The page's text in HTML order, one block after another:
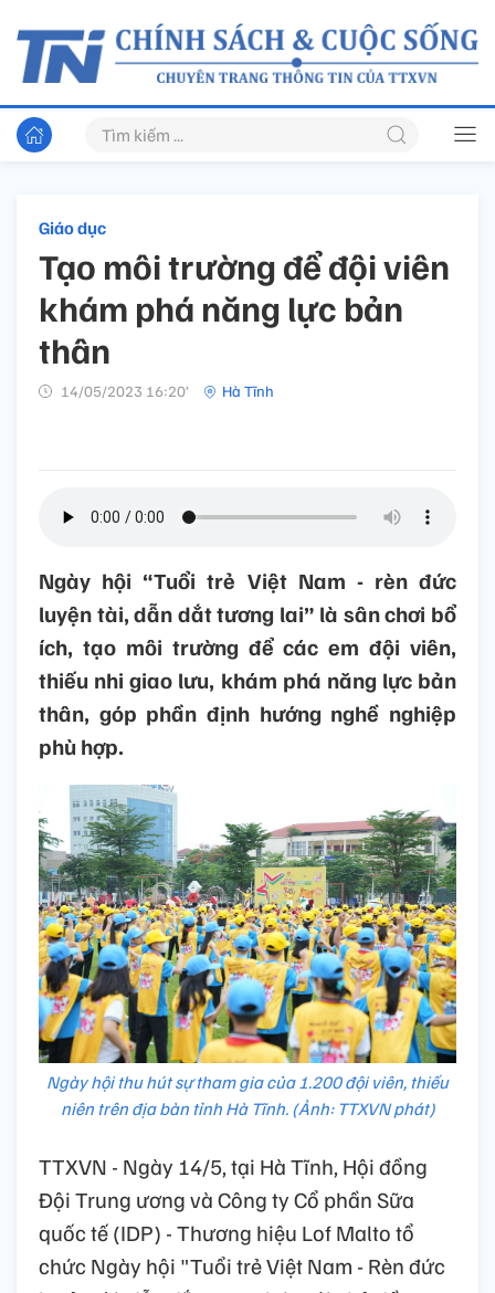
Giáo dục
Tạo môi trường để đội viên
khám phá năng lực bản
thân
14/05/2023 16:20’ Hà Tĩnh
Ngày hội “Tuổi trẻ Việt Nam - rèn đức
luyện tài, dẫn dắt tương lai” là sân chơi bổ
ích, tạo môi trường để các em đội viên,
thiếu nhi giao lưu, khám phá năng lực bản
thân, góp phần định hướng nghề nghiệp
phù hợp.
Ngày hội thu hút sự tham gia của 1.200 đội viên, thiếu
niên trên địa bàn tỉnh Hà Tĩnh. (Ảnh: TTXVN phát)
TTXVN - Ngày 14/5, tại Hà Tĩnh, Hội đồng
Đội Trung ương và Công ty Cổ phần Sữa
quốc tế (IDP) - Thương hiệu Lof Malto tổ
chức Ngày hội "Tuổi trẻ Việt Nam - Rèn đức